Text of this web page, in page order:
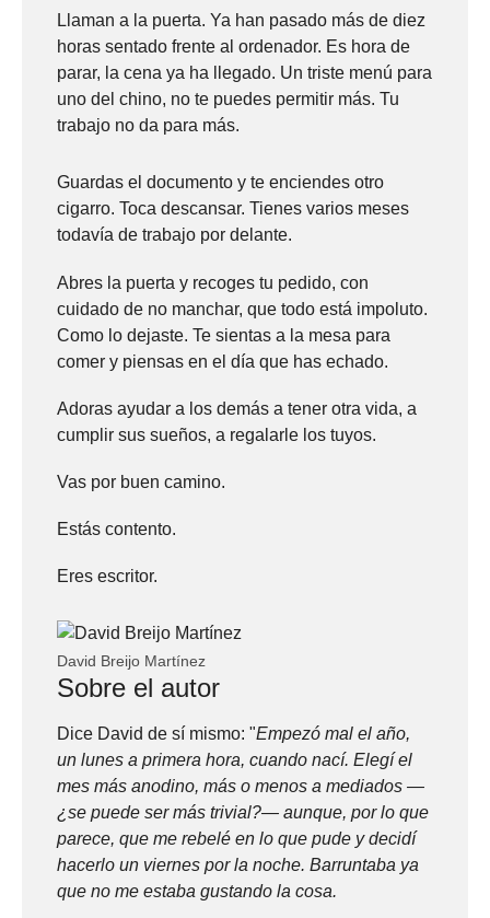
Llaman a la puerta. Ya han pasado más de diez
horas sentado frente al ordenador. Es hora de
parar, la cena ya ha llegado. Un triste menú para
uno del chino, no te puedes permitir más. Tu
trabajo no da para más.
Guardas el documento y te enciendes otro
cigarro. Toca descansar. Tienes varios meses
todavía de trabajo por delante.
Abres la puerta y recoges tu pedido, con
cuidado de no manchar, que todo está impoluto.
Como lo dejaste. Te sientas a la mesa para
comer y piensas en el día que has echado.
Adoras ayudar a los demás a tener otra vida, a
cumplir sus sueños, a regalarle los tuyos.
Vas por buen camino.
Estás contento.
Eres escritor.
David Breijo Martínez
Sobre el autor
Dice David de sí mismo: "Empezó mal el año,
un lunes a primera hora, cuando nací. Elegí el
mes más anodino, más o menos a mediados —
¿se puede ser más trivial?— aunque, por lo que
parece, que me rebelé en lo que pude y decidí
hacerlo un viernes por la noche. Barruntaba ya
que no me estaba gustando la cosa.